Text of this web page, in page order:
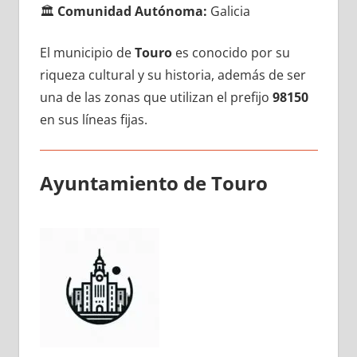
🏛️ Comunidad Autónoma: Galicia
El municipio dеTouroes conocido pοr su
riqueza cultural у su historia, además dе ser
una dе las zonas quе utilizan el prefijo 98150
en sus líneas fijas.
Ayuntamiento dе Touro